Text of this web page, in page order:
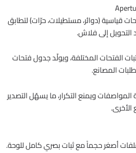
قياسية (دوائر، مستطيلات، حرّات) لتطابق
إلى فلاش.
الفتحات المختلفة، ويولّد جدول فتحات
المصانع.
المواصفات ويمنع التكرار، ما يسهّل التصدير
أصغر حجماً مع ثبات بصري كامل للوحة.